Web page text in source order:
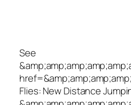
See
Flies: New Distance